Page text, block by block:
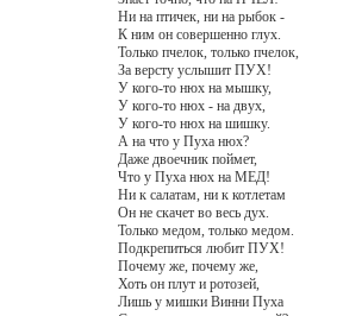
Ни на птичек, ни на рыбок -
К ним он совершенно глух.
Только пчелок, только пчелок,
За версту услышит ПУХ!
У кого-то нюх на мышку,
У кого-то нюх - на двух,
У кого-то нюх на шишку.
А на что у Пуха нюх?
Даже двоечник поймет,
Что у Пуха нюх на МЕД!
Ни к салатам, ни к котлетам
Он не скачет во весь дух.
Только медом, только медом.
Подкрепиться любит ПУХ!
Почему же, почему же,
Хоть он плут и ротозей,
Лишь у мишки Винни Пуха